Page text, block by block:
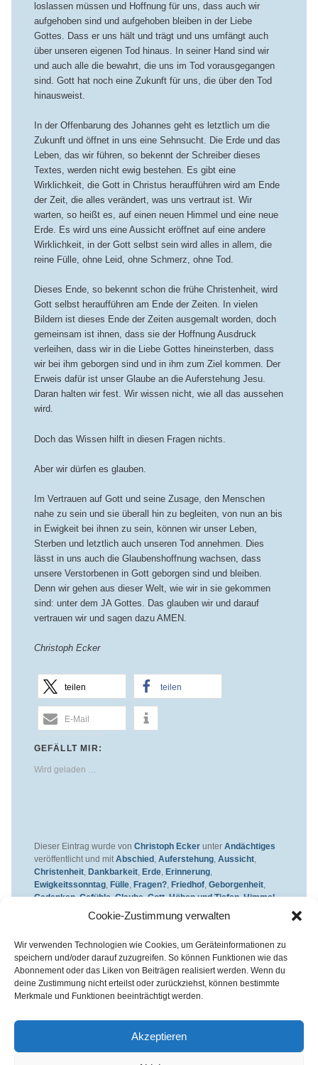
Cookie-Zustimmung verwalten
Wir verwenden Technologien wie Cookies, um Geräteinformationen zu
speichern und/oder darauf zuzugreifen. So können Funktionen wie das
Abonnement oder das Liken von Beiträgen realisiert werden. Wenn du
deine Zustimmung nicht erteilst oder zurückziehst, können bestimmte
Merkmale und Funktionen beeinträchtigt werden.
Akzeptieren
loslassen müssen und Hoffnung für uns, dass auch wir
aufgehoben sind und aufgehoben bleiben in der Liebe
Gottes. Dass er uns hält und trägt und uns umfängt auch
über unseren eigenen Tod hinaus. In seiner Hand sind wir
und auch alle die bewahrt, die uns im Tod vorausgegangen
sind. Gott hat noch eine Zukunft für uns, die über den Tod
hinausweist.
In der Offenbarung des Johannes geht es letztlich um die
Zukunft und öffnet in uns eine Sehnsucht. Die Erde und das
Leben, das wir führen, so bekennt der Schreiber dieses
Textes, werden nicht ewig bestehen. Es gibt eine
Wirklichkeit, die Gott in Christus heraufführen wird am Ende
der Zeit, die alles verändert, was uns vertraut ist. Wir
warten, so heißt es, auf einen neuen Himmel und eine neue
Erde. Es wird uns eine Aussicht eröffnet auf eine andere
Wirklichkeit, in der Gott selbst sein wird alles in allem, die
reine Fülle, ohne Leid, ohne Schmerz, ohne Tod.
Dieses Ende, so bekennt schon die frühe Christenheit, wird
Gott selbst heraufführen am Ende der Zeiten. In vielen
Bildern ist dieses Ende der Zeiten ausgemalt worden, doch
gemeinsam ist ihnen, dass sie der Hoffnung Ausdruck
verleihen, dass wir in die Liebe Gottes hineinsterben, dass
wir bei ihm geborgen sind und in ihm zum Ziel kommen. Der
Erweis dafür ist unser Glaube an die Auferstehung Jesu.
Daran halten wir fest. Wir wissen nicht, wie all das aussehen
wird.
Doch das Wissen hilft in diesen Fragen nichts.
Aber wir dürfen es glauben.
Im Vertrauen auf Gott und seine Zusage, den Menschen
nahe zu sein und sie überall hin zu begleiten, von nun an bis
in Ewigkeit bei ihnen zu sein, können wir unser Leben,
Sterben und letztlich auch unseren Tod annehmen. Dies
lässt in uns auch die Glaubenshoffnung wachsen, dass
unsere Verstorbenen in Gott geborgen sind und bleiben.
Denn wir gehen aus dieser Welt, wie wir in sie gekommen
sind: unter dem JA Gottes. Das glauben wir und darauf
vertrauen wir und sagen dazu AMEN.
Christoph Ecker
teilen teilen
E-Mail
GEFÄLLT MIR:
Wird geladen …
Dieser Eintrag wurde von Christoph Eckerunter Andächtiges
veröffentlicht und mitAbschied , Auferstehung, Aussicht,
Christenheit, Dankbarkeit, Erde, Erinnerung,
Ewigkeitssonntag, Fülle, Fragen?, Friedhof, Geborgenheit,
Gedenken,Gefühle,Glaube,Gott,Höhen und Tiefen,Himmel
Hoffnung , Jesus Christus Leiden
Sehnsucht
verschlagwortet. Setze ein Lesezeichen für denPermalink.
Kirchenkreis Essen | Referat für Presse- und Öffentlichkeitsarbeit /
Haus der Evangelischen Kirche | III. Hagen 39 / 45127 Essen
Impressum|Datenschutz